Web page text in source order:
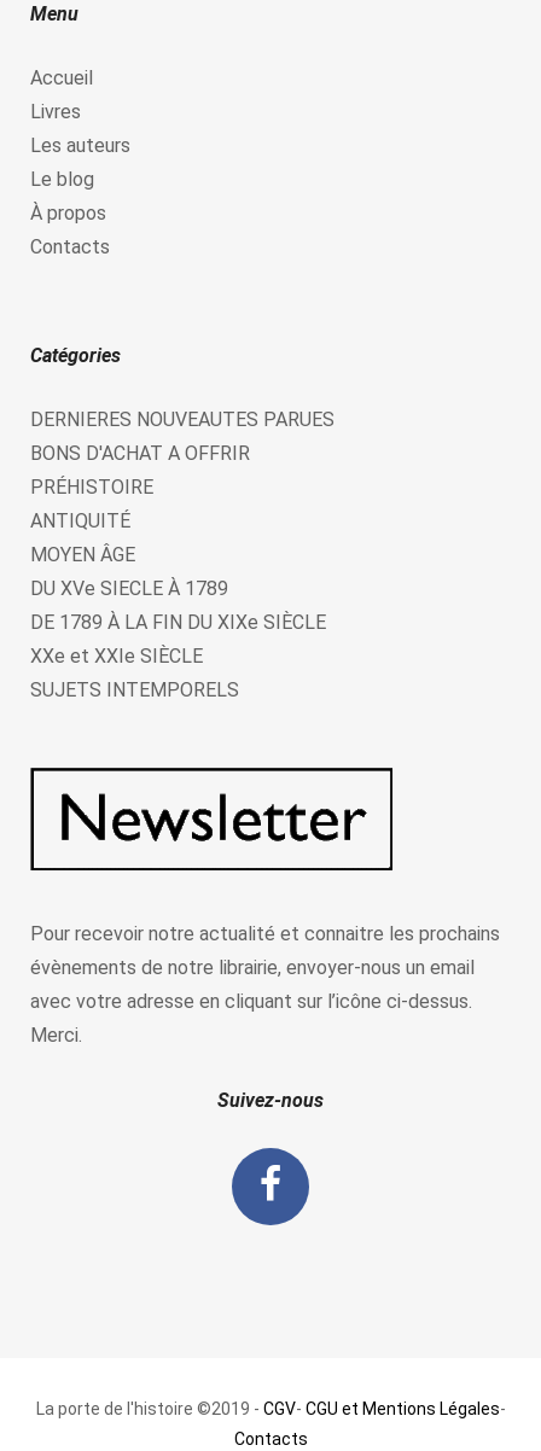
Menu
Accueil
Livres
Les auteurs
Le blog
À propos
Contacts
Catégories
DERNIERES NOUVEAUTES PARUES
BONS D'ACHAT A OFFRIR
PRÉHISTOIRE
ANTIQUITÉ
MOYEN ÂGE
DU XVe SIECLE À 1789
DE 1789 À LA FIN DU XIXe SIÈCLE
XXe et XXIe SIÈCLE
SUJETS INTEMPORELS
Pour recevoir notre actualité et connaitre les prochains
évènements de notre librairie, envoyer-nous un email
avec votre adresse en cliquant sur l’icône ci-dessus.
Merci.
Suivez-nous
La porte de l'histoire ©2019 - CGV- CGU et Mentions Légales-
Contacts